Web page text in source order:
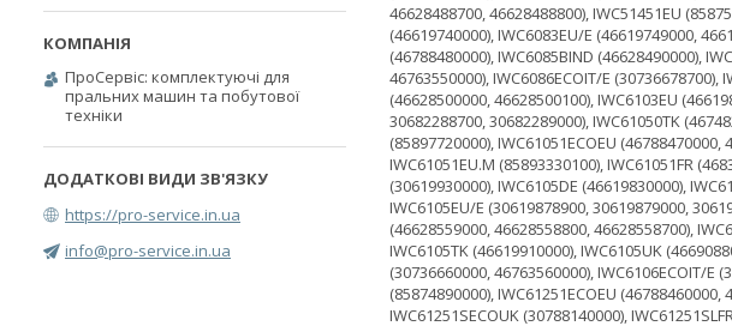
ПроСервіс: комплектуючі для
пральних машин та побутової
техніки
https://pro-service.in.ua
info@pro-service.in.ua